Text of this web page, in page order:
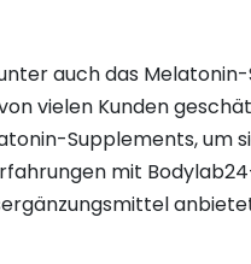
auch das
vielen Kunden
Supplements, um
mit